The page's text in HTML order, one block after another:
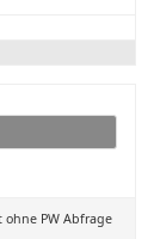
PW Abfrage